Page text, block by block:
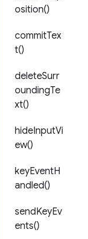
osition()
commitTex
t()
deleteSurr
oundingTe
xt()
hideInputVi
ew()
keyEventH
andled()
sendKeyEv
ents()